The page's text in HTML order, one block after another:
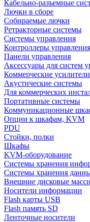
Кабельно-разъемные
Лючки в сборе
Собираемые лючки
Ретракторные системы
Системы управления
Контроллеры управления
Панели управления
Аксессуары для систем
Коммерческие
Акустические системы
Для коммерческих
Портативные системы
Коммуникационные
Опции к шкафам, KVM
PDU
Стойки, полки
Шкафы
KVM-оборудование
Системы хранения
Системы хранения
Внешние дисковые
Носители информации
Flash карты USB
Flash память SD
Ленточные носители